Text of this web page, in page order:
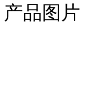
产品图片